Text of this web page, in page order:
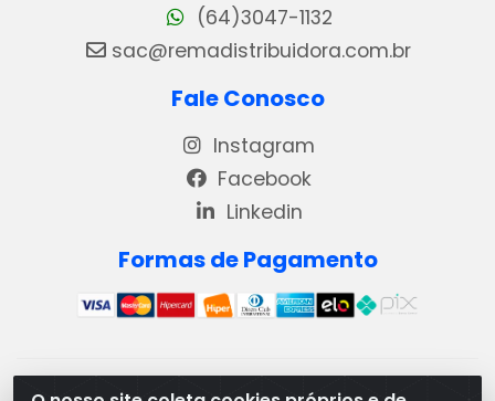
(64)3047-1132
sac@remadistribuidora.com.br
Fale Conosco
Instagram
Facebook
Linkedin
Formas de Pagamento
REMA DISTRIBUIDORA E REPRESENTAÇÕES DE PRODUTOS